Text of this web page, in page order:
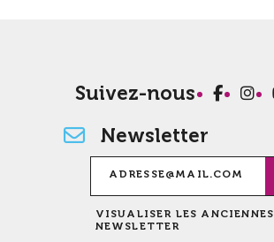
Suivez-nous
Newsletter
VISUALISER LES ANCIENNES
NEWSLETTER